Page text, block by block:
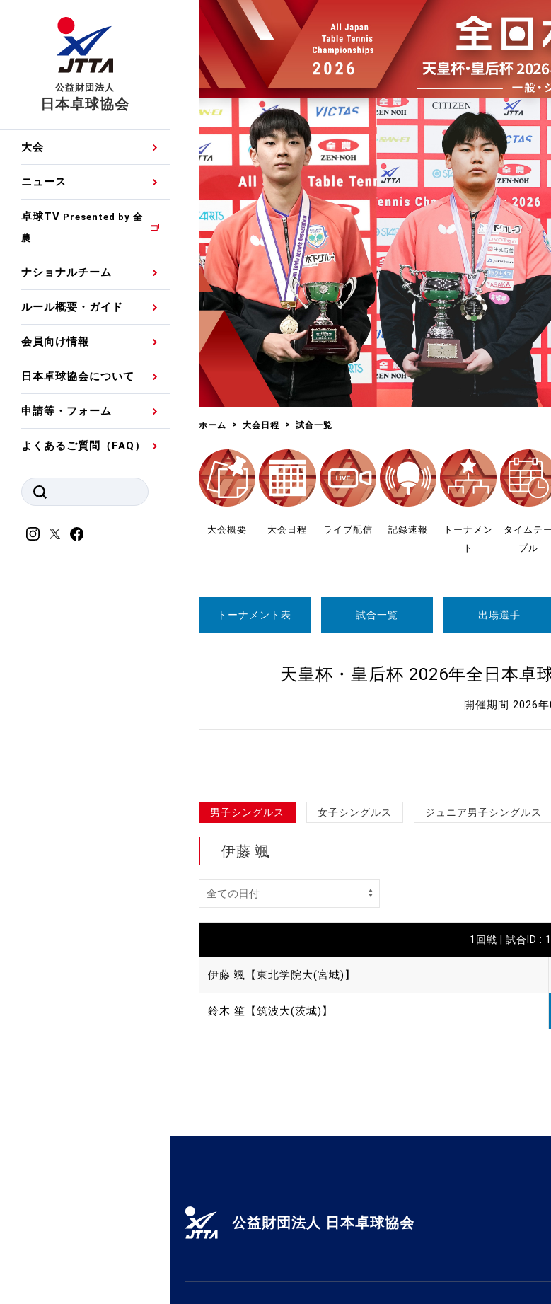
公益財団法人
日本卓球協会
大会 日程
公式記録
国内ランキング
公式大会優勝記録
ニュース
大会・試合
日本代表
特集
TV・メディア情報
お知らせ
プレスリリース
競技者(パスウェイ)・審判
その他
卓球TV Presented by 全
農
ナショナルチーム
男子ナショナルチーム選
手・候補
女子ナショナルチーム選
手・候補
男子世界ランキング
女子世界ランキング
各種選考基準
強化スタッフ
ルール概要・ガイド
卓球の基本的なルール
競技規則
観戦ガイド
卓球用語集
スポーツ栄養カルタ
会員向け情報
協会会員登録
ゼッケンについて
競技者育成事業
審判
指導者
公認資格者名簿
公認品一覧
公認メーカー一覧
委員会
指導者養成委員会
競技者育成委員会
スポーツ医・科学委員会
日本卓球協会について
卓球協会のミッション
会長あいさつ
役員委員
沿革・組織図
取り組み・活動
関連団体代表委員など
規程・お見舞い制度
ハンドブックデータ
事業計画・事業報告
財務諸表等
JTTAスポーツ団体ガバナ
ンスコード
販売品一覧
申請等・フォーム
国際交流届申込みフォーム
国際大会自主参加申請
競技ウエア広告申請
競技ウエアチーム名申請
日本卓球ルールのお問い合
わせ
審判員ネームプレート制作
申込
よくあるご質問（FAQ）
ホーム 大会日程 試合一覧
大会概要 大会日程 ライブ配信 記録速報
トーナメン
ト
タイムテー
ブル
トーナメント表 試合一覧 出場選手
天皇杯・皇后杯 2026年全日本卓
開催期間 2026
男子シングルス 女子シングルス ジュニア男子シングルス
伊藤 颯
1回戦 | 試合ID :
伊藤 颯【東北学院大(宮城)】
鈴木 笙【筑波大(茨城)】
公益財団法人 日本卓球協会